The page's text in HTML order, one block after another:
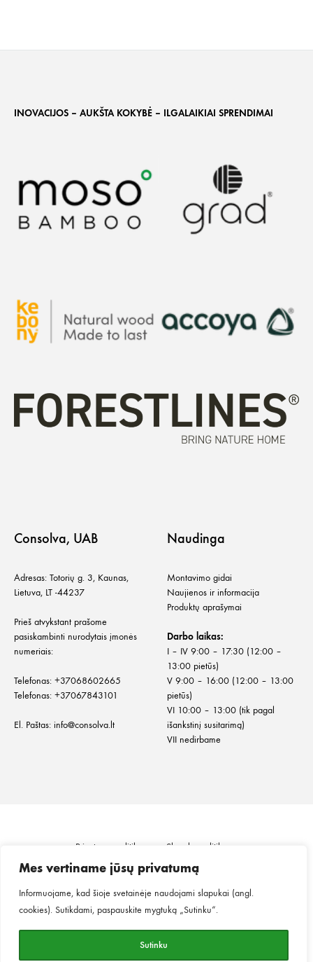
Mes vertiname jūsų privatumą
Informuojame, kad šioje svetainėje naudojami slapukai (angl.
cookies). Sutikdami, paspauskite mygtuką „Sutinku“.
Sutinku
INOVACIJOS – AUKŠTA KOKYBĖ – ILGALAIKIAI SPRENDIMAI
Consolva, UAB
Adresas: Totorių g. 3, Kaunas,
Lietuva, LT -44237
Prieš atvykstant prašome
pasiskambinti nurodytais įmonės
numeriais:
Telefonas: +37068602665
Telefonas: +37067843101
El. Paštas: info@consolva.lt
Naudinga
Montavimo gidai
Naujienos ir informacija
Produktų aprašymai
Darbo laikas:
I – IV 9:00 – 17:30 (12:00 –
13:00 pietūs)
V 9:00 – 16:00 (12:00 – 13:00
pietūs)
VI 10:00 – 13:00 (tik pagal
išankstinį susitarimą)
VII nedirbame
Privatumo politika
Slapukų politika
Informacija klientui
Prekių grąžinimas ir keitimas
Pirkimo taisyklės